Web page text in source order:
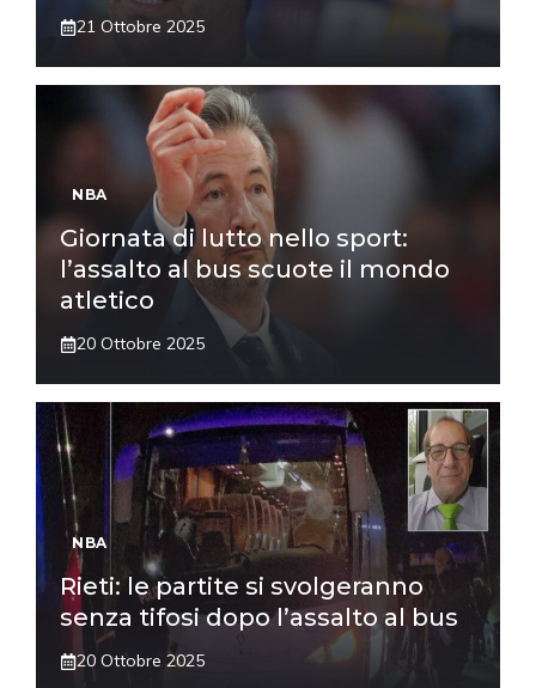
21 Ottobre 2025
NBA
Giornata di lutto nello sport:
l’assalto al bus scuote il mondo
atletico
20 Ottobre 2025
NBA
Rieti: le partite si svolgeranno
senza tifosi dopo l’assalto al bus
20 Ottobre 2025